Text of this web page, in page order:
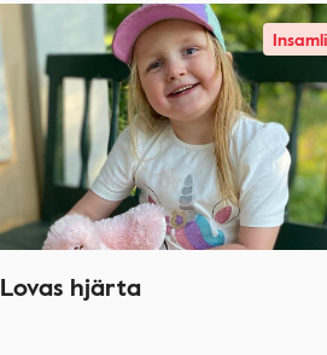
Lovas hjärta